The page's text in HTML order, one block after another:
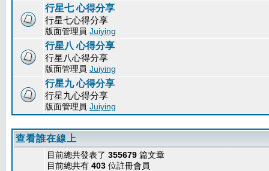
行星七 心得分享
行星七心得分享
版面管理員 Juiying
行星八 心得分享
行星八心得分享
版面管理員 Juiying
行星九 心得分享
行星九心得分享
版面管理員 Juiying
查看誰在線上
目前總共發表了 355679 篇文章
目前總共有 403 位註冊會員